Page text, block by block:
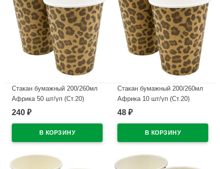
Стакан бумажный 200/260мл
Африка 50 шт/уп (Ст.20)
В наличии
240 ₽
Стакан бумажный 200/260мл
Африка 10 шт/уп (Ст.20)
крышка 446984,446985 ДЛЯ
48 ₽